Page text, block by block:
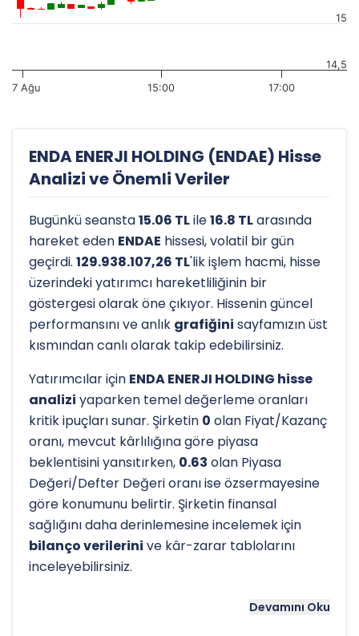
7 Ağu 15:00 17:00
14,5
15
ENDA ENERJI HOLDING (ENDAE) Hisse
Analizi ve Önemli Veriler
Bugünkü seansta15.06 TLile16.8 TLarasında
hareket eden ENDAE hissesi, volatil bir gün
geçirdi. 129.938.107,26 TL'lik işlem hacmi, hisse
üzerindeki yatırımcı hareketliliğinin bir
göstergesi olarak öne çıkıyor. Hissenin güncel
performansını ve anlık grafiğini sayfamızın üst
kısmından canlı olarak takip edebilirsiniz.
Yatırımcılar için ENDA ENERJI HOLDING hisse
analizi yaparken temel değerleme oranları
kritik ipuçları sunar. Şirketin 0 olan Fiyat/Kazanç
oranı, mevcut kârlılığına göre piyasa
beklentisini yansıtırken, 0.63 olan Piyasa
Değeri/Defter Değeri oranı ise özsermayesine
göre konumunu belirtir. Şirketin finansal
sağlığını daha derinlemesine incelemek için
bilanço verilerini ve kâr-zarar tablolarını
inceleyebilirsiniz.
Hissenin uzun vadeli trendini ve potansiyelDevamını Oku